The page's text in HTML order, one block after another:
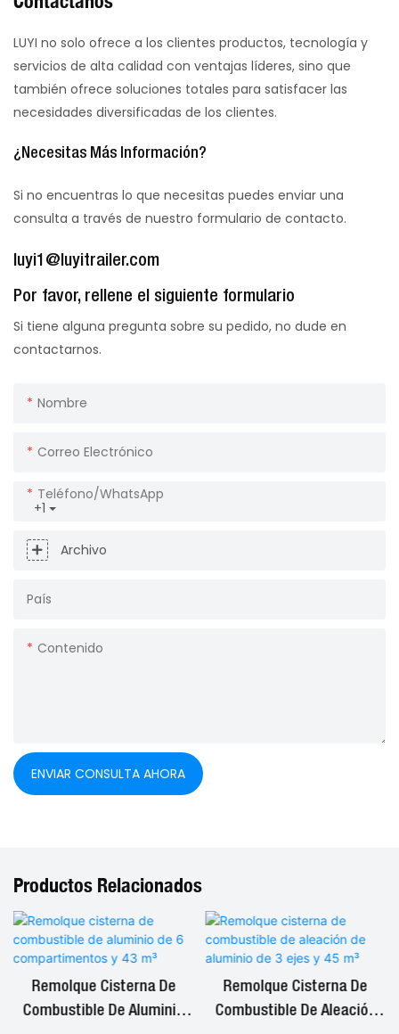
LUYI no solo ofrece a los clientes productos, tecnología y
servicios de alta calidad con ventajas líderes, sino que
también ofrece soluciones totales para satisfacer las
necesidades diversificadas de los clientes.
¿Necesitas Más Información?
Si no encuentras lo que necesitas puedes enviar una
consulta a través de nuestro formulario de contacto.
luyi1@luyitrailer.com
Por favor, rellene el siguiente formulario
Si tiene alguna pregunta sobre su pedido, no dude en
contactarnos.
Nombre
Correo Electrónico
+1
Teléfono/WhatsApp
Archivo
País
Contenido
ENVIAR CONSULTA AHORA
Productos Relacionados
Remolque Cisterna De
Combustible De Aluminio
Remolque Cisterna De
Combustible De Aleación